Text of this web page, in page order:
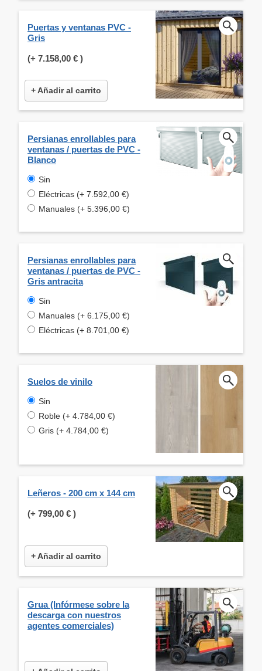
Puertas y ventanas PVC -
Gris
(+ 7.158,00 € )
+ Añadir al carrito
Persianas enrollables para
ventanas / puertas de PVC -
Blanco
Sin
Eléctricas (+ 7.592,00 €)
Manuales (+ 5.396,00 €)
Persianas enrollables para
ventanas / puertas de PVC -
Gris antracita
Sin
Manuales (+ 6.175,00 €)
Eléctricas (+ 8.701,00 €)
Suelos de vinilo
Sin
Roble (+ 4.784,00 €)
Gris (+ 4.784,00 €)
Leñeros - 200 cm x 144 cm
(+ 799,00 € )
+ Añadir al carrito
Grua (Infórmese sobre la
descarga con nuestros
agentes comerciales)